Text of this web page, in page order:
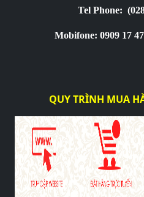
Tel Phone:
Mobifone: 0909 17
QUY TRÌNH MUA